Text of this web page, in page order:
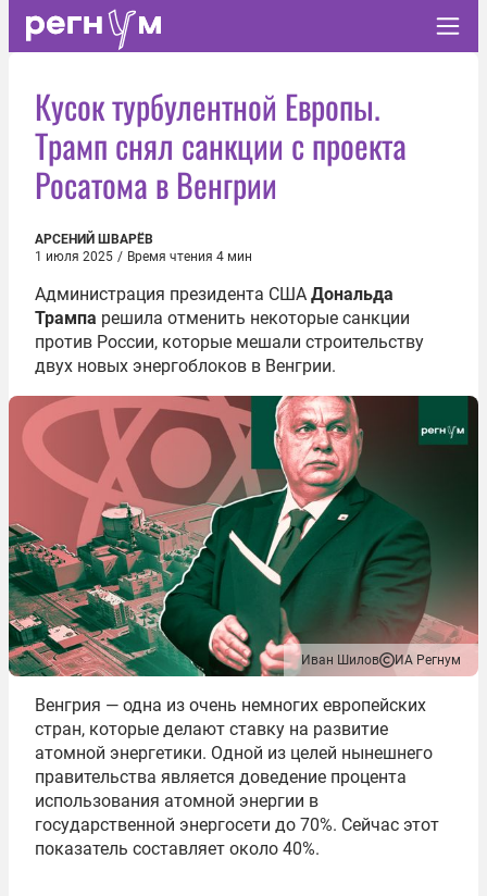
Кусок турбулентной Европы.
Трамп снял санкции с проекта
Росатома в Венгрии
АРСЕНИЙ ШВАРЁВ
1 июля 2025 / Время чтения 4 мин
Администрация президента США Дональда
Трампа решила отменить некоторые санкции
против России, которые мешали строительству
двух новых энергоблоков в Венгрии.
Иван Шилов ИА Регнум
Венгрия — одна из очень немногих европейских
стран, которые делают ставку на развитие
атомной энергетики. Одной из целей нынешнего
правительства является доведение процента
использования атомной энергии в
государственной энергосети до 70%. Сейчас этот
показатель составляет около 40%.